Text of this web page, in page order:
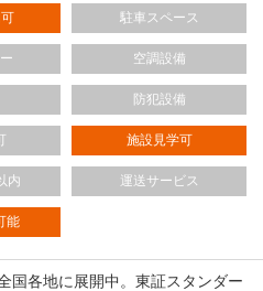
駐車スペース
空調設備
防犯設備
施設見学可
内 運送サービス
能
国各地に展開中。東証スタンダー